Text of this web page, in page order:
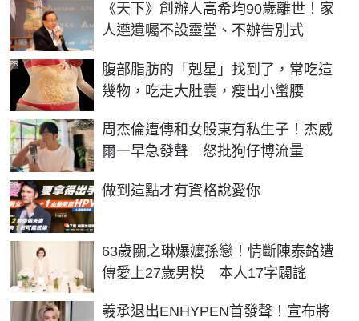
《天下》創辦人高希均90歲離世！家
人遵遺囑不設靈堂、不辦告別式
腹部脂肪的「剋星」找到了，常吃這
幾物，吃走大肚囊，瘦出小蠻腰
PR
周杰倫遭傳和女股東有私生子！杰威
爾一早急發聲 怒批狗仔博流量
做到這點才有資格說愛你
PR
63歲關之琳爆嬤孫戀！情斷陳泰銘遭
傳愛上27歲男模 本人17字闢謠
羲承退出ENHYPEN首發聲！宣布將